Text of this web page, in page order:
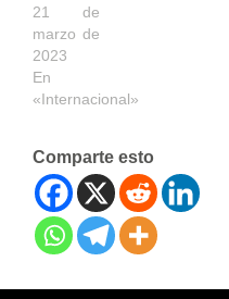
21 de
marzo de
2023
En
«Internacional»
Comparte esto